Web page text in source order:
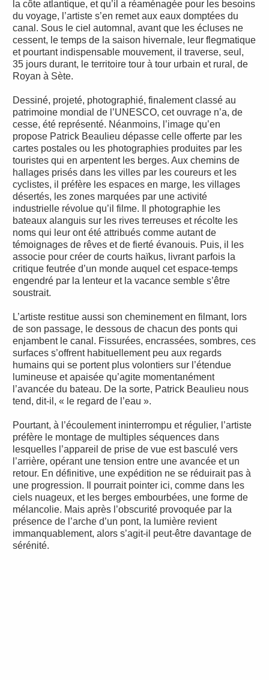
la côte atlantique, et qu’il a réaménagée pour les besoins
du voyage, l’artiste s’en remet aux eaux domptées du
canal. Sous le ciel automnal, avant que les écluses ne
cessent, le temps de la saison hivernale, leur flegmatique
et pourtant indispensable mouvement, il traverse, seul,
35 jours durant, le territoire tour à tour urbain et rural, de
Royan à Sète.
Dessiné, projeté, photographié, finalement classé au
patrimoine mondial de l’UNESCO, cet ouvrage n’a, de
cesse, été représenté. Néanmoins, l’image qu’en
propose Patrick Beaulieu dépasse celle offerte par les
cartes postales ou les photographies produites par les
touristes qui en arpentent les berges. Aux chemins de
hallages prisés dans les villes par les coureurs et les
cyclistes, il préfère les espaces en marge, les villages
désertés, les zones marquées par une activité
industrielle révolue qu’il filme. Il photographie les
bateaux alanguis sur les rives terreuses et récolte les
noms qui leur ont été attribués comme autant de
témoignages de rêves et de fierté évanouis. Puis, il les
associe pour créer de courts haïkus, livrant parfois la
critique feutrée d’un monde auquel cet espace-temps
engendré par la lenteur et la vacance semble s’être
soustrait.
L’artiste restitue aussi son cheminement en filmant, lors
de son passage, le dessous de chacun des ponts qui
enjambent le canal. Fissurées, encrassées, sombres, ces
surfaces s’offrent habituellement peu aux regards
humains qui se portent plus volontiers sur l’étendue
lumineuse et apaisée qu’agite momentanément
l’avancée du bateau. De la sorte, Patrick Beaulieu nous
tend, dit-il, « le regard de l’eau ».
Pourtant, à l’écoulement ininterrompu et régulier, l’artiste
préfère le montage de multiples séquences dans
lesquelles l’appareil de prise de vue est basculé vers
l’arrière, opérant une tension entre une avancée et un
retour. En définitive, une expédition ne se réduirait pas à
une progression. Il pourrait pointer ici, comme dans les
ciels nuageux, et les berges embourbées, une forme de
mélancolie. Mais après l’obscurité provoquée par la
présence de l’arche d’un pont, la lumière revient
immanquablement, alors s’agit-il peut-être davantage de
sérénité.